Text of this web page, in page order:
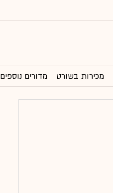
מכירות בשורט מדורים נוספים